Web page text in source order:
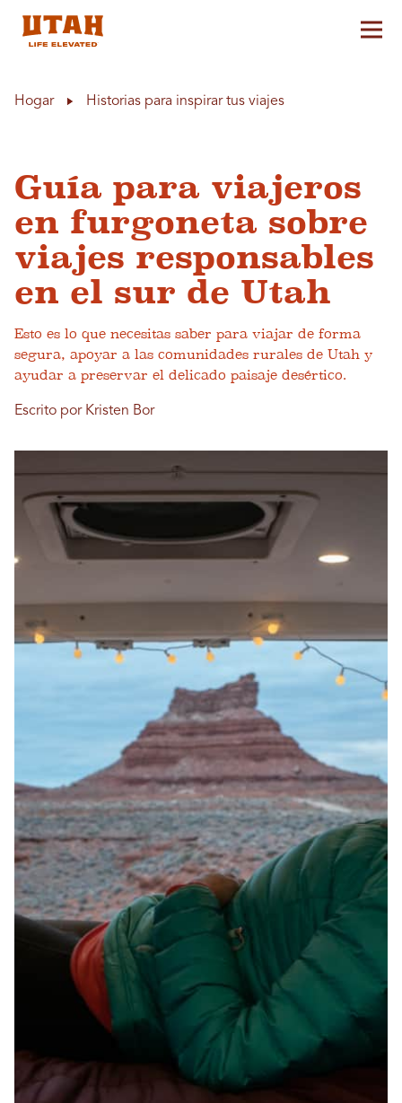
Hogar Historias para inspirar tus viajes
Guía para viajeros
en furgoneta sobre
viajes responsables
en el sur de Utah
Esto es lo que necesitas saber para viajar de forma
segura, apoyar a las comunidades rurales de Utah y
ayudar a preservar el delicado paisaje desértico.
Escrito por Kristen Bor